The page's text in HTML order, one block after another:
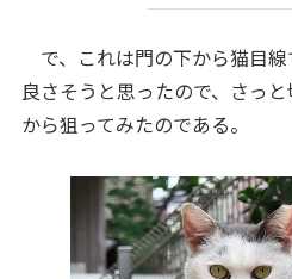
で、これは門の下から猫目
良さそうと思ったので、さっ
から狙ってみたのである。